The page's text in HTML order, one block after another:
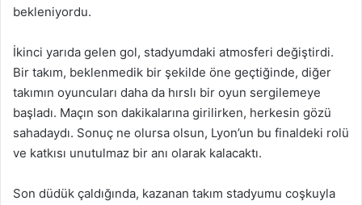
bekleniyordu.
İkinci yarıda gelen gol, stadyumdaki atmosferi değiştirdi.
Bir takım, beklenmedik bir şekilde öne geçtiğinde, diğer
takımın oyuncuları daha da hırslı bir oyun sergilemeye
başladı. Maçın son dakikalarına girilirken, herkesin gözü
sahadaydı. Sonuç ne olursa olsun, Lyon’un bu finaldeki rolü
ve katkısı unutulmaz bir anı olarak kalacaktı.
Son düdük çaldığında, kazanan takım stadyumu coşkuyla